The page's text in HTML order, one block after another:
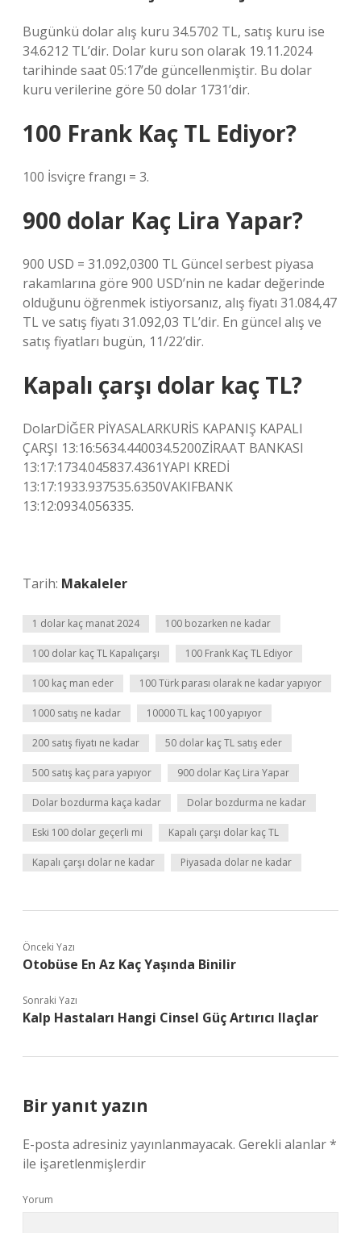
Bugünkü dolar alış kuru 34.5702 TL, satış kuru ise
34.6212 TL’dir. Dolar kuru son olarak 19.11.2024
tarihinde saat 05:17’de güncellenmiştir. Bu dolar
kuru verilerine göre 50 dolar 1731’dir.
100 Frank Kaç TL Ediyor?
100 İsviçre frangı = 3.
900 dolar Kaç Lira Yapar?
900 USD = 31.092,0300 TL Güncel serbest piyasa
rakamlarına göre 900 USD’nin ne kadar değerinde
olduğunu öğrenmek istiyorsanız, alış fiyatı 31.084,47
TL ve satış fiyatı 31.092,03 TL’dir. En güncel alış ve
satış fiyatları bugün, 11/22’dir.
Kapalı çarşı dolar kaç TL?
DolarDİĞER PİYASALARKURİS KAPANIŞ KAPALI
ÇARŞI 13:16:5634.440034.5200ZİRAAT BANKASI
13:17:1734.045837.4361YAPI KREDİ
13:17:1933.937535.6350VAKIFBANK
13:12:0934.056335.
Tarih: Makaleler
1 dolar kaç manat 2024 100 bozarken ne kadar
100 dolar kaç TL Kapalıçarşı 100 Frank Kaç TL Ediyor
100 kaç man eder 100 Türk parası olarak ne kadar yapıyor
1000 satış ne kadar 10000 TL kaç 100 yapıyor
200 satış fiyatı ne kadar 50 dolar kaç TL satış eder
500 satış kaç para yapıyor 900 dolar Kaç Lira Yapar
Dolar bozdurma kaça kadar Dolar bozdurma ne kadar
Eski 100 dolar geçerli mi Kapalı çarşı dolar kaç TL
Kapalı çarşı dolar ne kadar Piyasada dolar ne kadar
Önceki Yazı
Otobüse En Az Kaç Yaşında Binilir
Sonraki Yazı
Kalp Hastaları Hangi Cinsel Güç Artırıcı Ilaçlar
Bir yanıt yazın
E-posta adresiniz yayınlanmayacak. Gerekli alanlar*
ile işaretlenmişlerdir
Yorum